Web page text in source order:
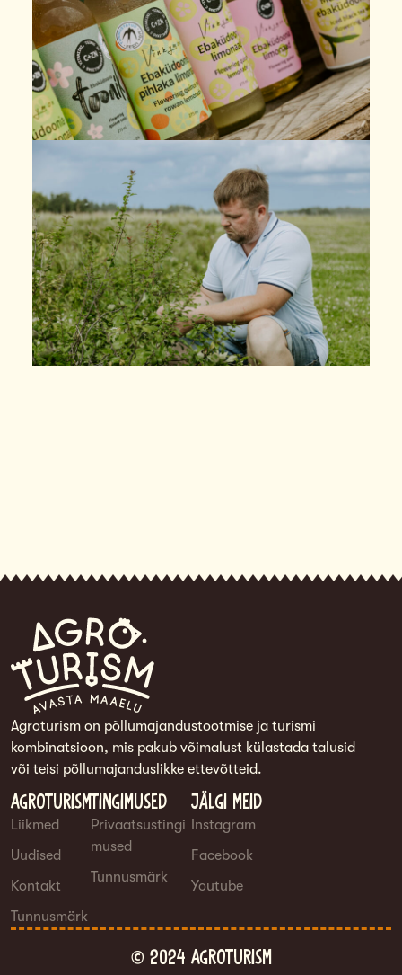
Agroturism on põllumajandustootmise ja turismi
kombinatsioon, mis pakub võimalust külastada talusid
või teisi põllumajanduslikke ettevõtteid.
Agroturism
Liikmed
Uudised
Kontakt
Tunnusmärk
Tingimused
Privaatsustingi
mused
Tunnusmärk
Jälgi meid
Instagram
Facebook
Youtube
© 2024 Agroturism